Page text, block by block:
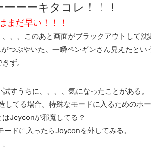
ーーーキタコレ！！！
まだ早い！！！
、、このあと画面がブラックアウトして沈
つぶやいた、一瞬ペンギンさん見えたとい
ず。
試すうちに、、、、気になったことがある。
てる場合。特殊なモードに入るためのホー
Joyconが邪魔してる？
ドに入ったらJoyconを外してみる。